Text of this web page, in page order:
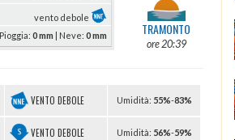
vento debole
Pioggia:0 mm | Neve:0 mm TRAMONTO
ore 20:39
VENTO DEBOLE Umidità: 55%-83%
VENTO DEBOLE Umidità: 56%-59%